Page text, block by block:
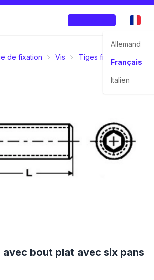
Allemand
Français
Italien
de fixation Vis Tiges filetées
avec bout plat avec six pans